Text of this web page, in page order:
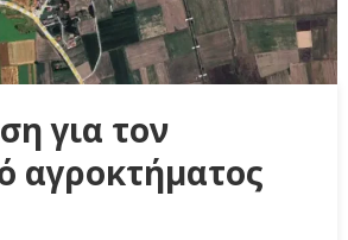
για τον
αγροκτήματος